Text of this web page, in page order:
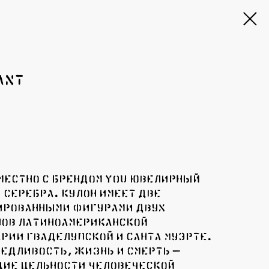
с брендом YOU ювелирный
серебра. Кулон имеет две
фигурами двух
Латиноамериканской
Гваделупской и Санта Муэрте.
жизнь и смерть —
цельности человеческой